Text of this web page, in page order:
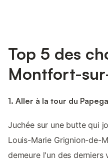
Top 5 des
Montfort-
1. Aller à la tour du
Juchée sur une butte qui
Louis-Marie Grignion-de-
demeure l'un des derniers